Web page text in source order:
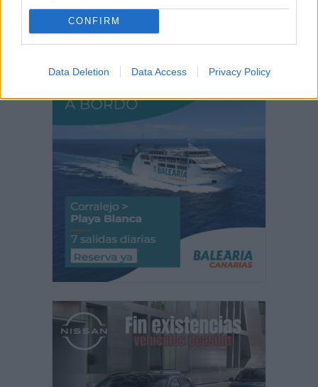
CONFIRM
Data Deletion Data Access Privacy Policy